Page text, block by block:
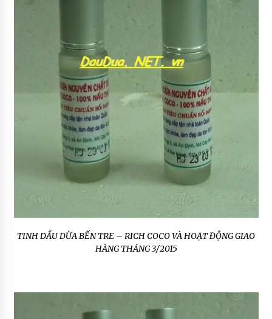
TINH DẦU DỪA BẾN TRE – RICH COCO VÀ HOẠT ĐỘNG GIAO
HÀNG THÁNG 3/2015